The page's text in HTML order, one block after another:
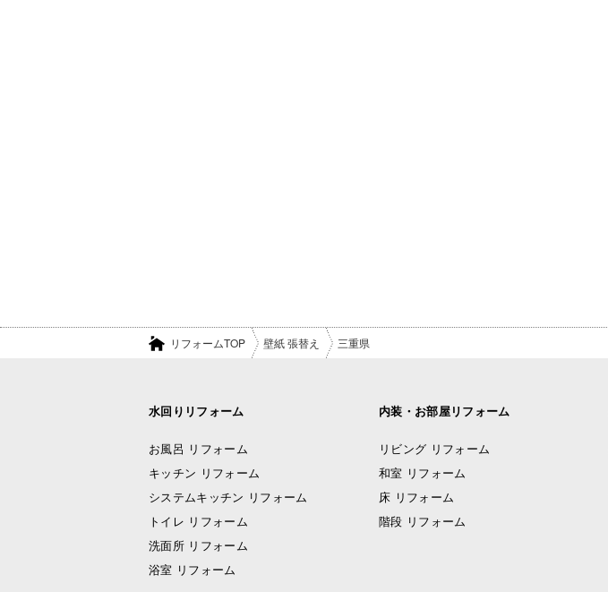
リフォームTOP 壁紙 張替え 三重県
水回りリフォーム
お風呂 リフォーム
キッチン リフォーム
システムキッチン リフォーム
トイレ リフォーム
洗面所 リフォーム
浴室 リフォーム
内装・お部屋リフォーム
リビング リフォーム
和室 リフォーム
床 リフォーム
階段 リフォーム